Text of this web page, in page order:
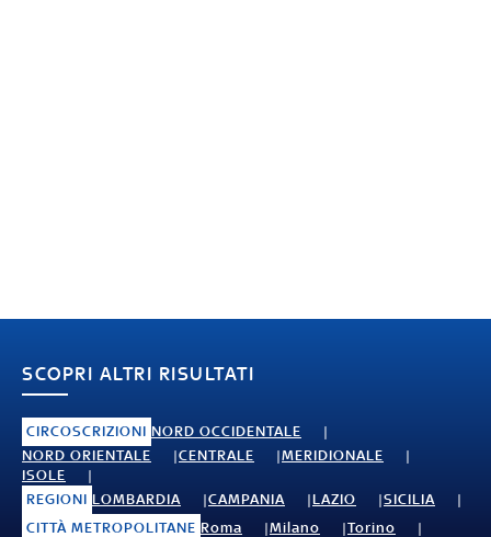
SCOPRI ALTRI RISULTATI
CIRCOSCRIZIONI NORD OCCIDENTALE
NORD ORIENTALE
CENTRALE
MERIDIONALE
ISOLE
REGIONI LOMBARDIA CAMPANIA LAZIO
SICILIA
CITTÀ METROPOLITANE Roma Milano
Torino